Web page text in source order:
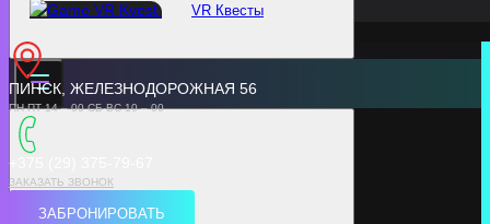
VR Квесты
ПИНСК, ЖЕЛЕЗНОДОРОЖНАЯ 56
ПН-ПТ 14 – 00 СБ-ВС 10 – 00
+375 (29) 375-79-67
ЗАКАЗАТЬ ЗВОНОК
ЗАБРОНИРОВАТЬ